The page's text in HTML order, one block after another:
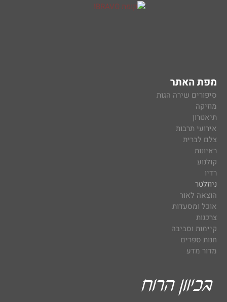
מפת האתר
סיפורים שירה הגות
מוזיקה
תיאטרון
אירועי תרבות
צלם לברית
ראיונות
קולנוע
רדיו
ניוזלטר
הוצאה לאור
אוכל ומסעדות
צרכנות
קיימות וסביבה
חנות ספרים
מדור מדע